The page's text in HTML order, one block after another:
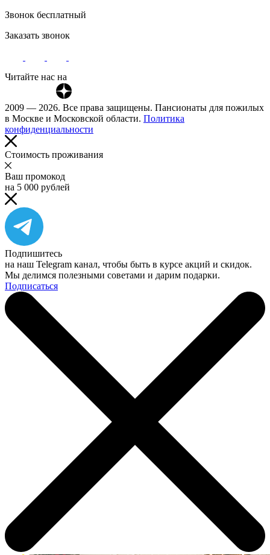
Звонок бесплатный
Заказать звонок
Читайте нас на
2009 — 2026. Все права защищены. Пансионаты для пожилых
в Москве и Московской области. Политика
конфиденциальности
Cтоимость проживания
Ваш промокод
на 5 000 рублей
Подпишитесь
на наш Telegram канал, чтобы быть в курсе акций и скидок.
Мы делимся полезными советами и дарим подарки.
Подписаться